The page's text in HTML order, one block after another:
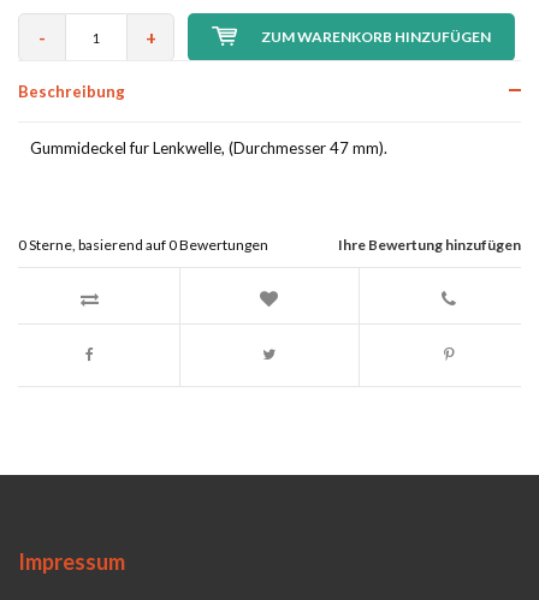
- + ZUM WARENKORB HINZUFÜGEN
Beschreibung
Gummideckel fur Lenkwelle, (Durchmesser 47 mm).
Ihre Bewertung hinzufügen
0Sterne, basierend auf0Bewertungen
Impressum